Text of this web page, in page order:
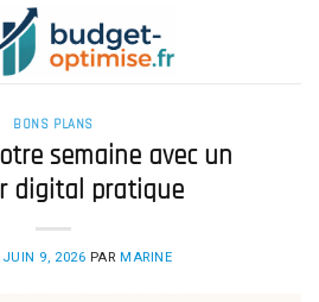
BONS PLANS
semaine avec un
digital pratique
JUIN 9, 2026 PARMARINE